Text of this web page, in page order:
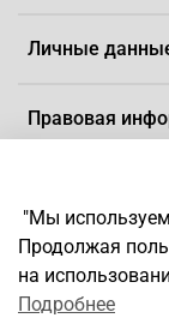
Личные
Правовая
*Любое
запрещено
"Мы
Продолжая
на
Подробнее